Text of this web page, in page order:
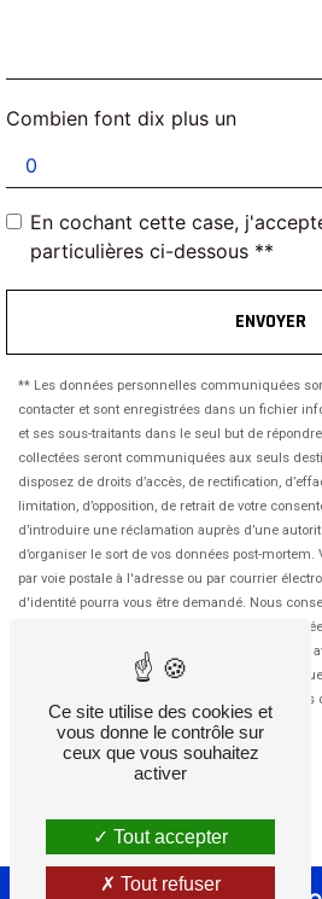
Combien font dix plus un
En cochant cette case,
particulières ci-dessous **
ENVOYER
** Les données personnelles communiquées
contacter et sont enregistrées dans un fichier
et ses sous-traitants dans le seul but de
collectées seront communiquées aux seuls
disposez de droits d’accès, de rectification,
limitation, d’opposition, de retrait de votre
d’introduire une réclamation auprès d’une
d’organiser le sort de vos données post-
par voie postale à l'adresse ou par courrier
d'identité pourra vous être demandé. Nous
période de prise de contact puis pendant la
probatoires et de gestion des contentieux. Vous
la liste d'opposition au démarchage
. Consultez le site cnil.fr pour
Ce site utilise des cookies et
vous donne le contrôle sur
ceux que vous souhaitez
activer
Tout accepter
Tout refuser